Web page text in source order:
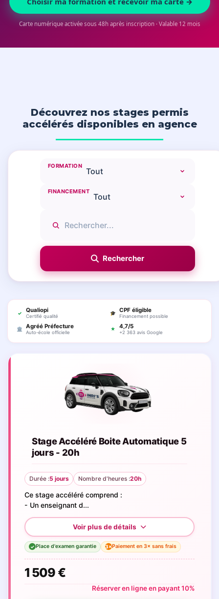
Carte numérique activée sous 48h après inscription · Valable 12 mois
Découvrez nos stages permis
accélérés disponibles en agence
FORMATION
FINANCEMENT
✓ Qualiopi
Certifié qualité
🎓 CPF éligible
Financement possible
🏛 Agréé Préfecture
Auto-école officielle
★ 4,7/5
+2 363 avis Google
Stage Accéléré Boite Automatique 5
jours - 20h
Durée :5 jours Nombre d'heures :20h
Ce stage accéléré comprend :
- Un enseignant d...
✓ Place d'examen garantie 3×Paiement en 3× sans frais
1 509 €
Réserver en ligne en payant 10%